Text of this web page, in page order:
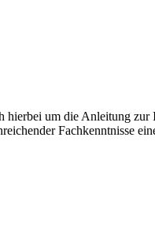
um die Anleitung
Fachkenntnisse